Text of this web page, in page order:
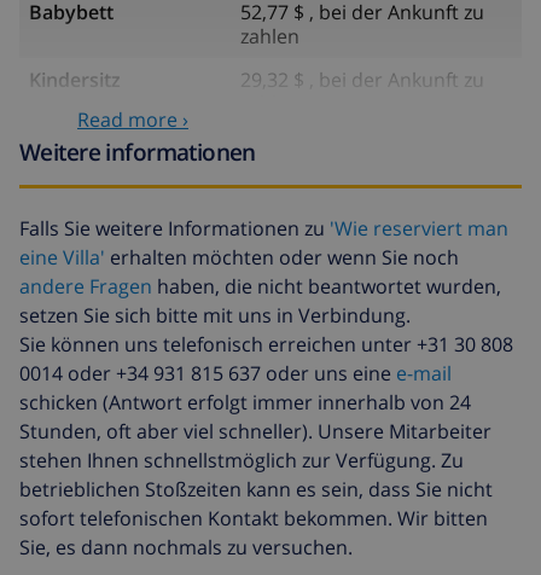
Babybett
52,77 $ , bei der Ankunft zu
zahlen
Kindersitz
29,32 $ , bei der Ankunft zu
Wasser
einschließlich
Gas
einschließlich
Zusätzliche
bettwäsche
17,59 $ pro Person , bei der
Ankunft zu zahlen
Zusätzliche
handtücher
8,80 $ pro Person , bei der
Ankunft zu zahlen
Späte abreise
113,75 $
Zusätzliche
reinigung
basiert auf den
Energieverbrauch
(52,77 $/HOUR)
Reiserücktrittsfonds:
4.80% der Gesamtsumme
Read more ›
Weitere informationen
Falls Sie weitere Informationen zu 'Wie reserviert man
eine Villa' erhalten möchten oder wenn Sie noch
andere Fragen haben, die nicht beantwortet wurden,
setzen Sie sich bitte mit uns in Verbindung.
Sie können uns telefonisch erreichen unter +31 30 808
0014 oder +34 931 815 637 oder uns eine e-mail
schicken (Antwort erfolgt immer innerhalb von 24
Stunden, oft aber viel schneller). Unsere Mitarbeiter
stehen Ihnen schnellstmöglich zur Verfügung. Zu
betrieblichen Stoßzeiten kann es sein, dass Sie nicht
sofort telefonischen Kontakt bekommen. Wir bitten
Sie, es dann nochmals zu versuchen.